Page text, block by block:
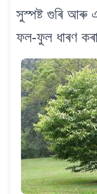
সুস্পষ্ট গুৰি আৰু
ফল-ফুল ধাৰণ